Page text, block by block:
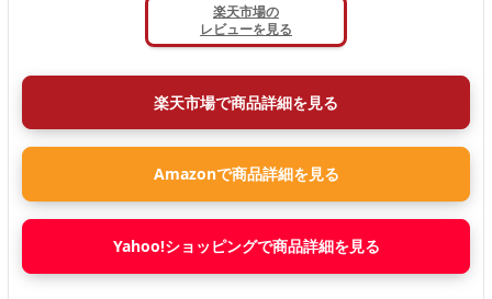
楽天市場の
レビューを見る
楽天市場で商品詳細を見る
Amazonで商品詳細を見る
Yahoo!ショッピングで商品詳細を見る